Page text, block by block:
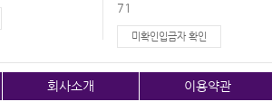
71
미확인입금자 확인
회사소개 이용약관